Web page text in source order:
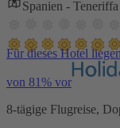
Spanien -
Für dieses Hotel
von 81% vor
8-tägige Flugreise,